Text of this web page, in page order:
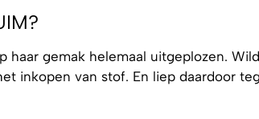
haar gemak helemaal uitgeplozen.
inkopen van stof. En liep daardoor